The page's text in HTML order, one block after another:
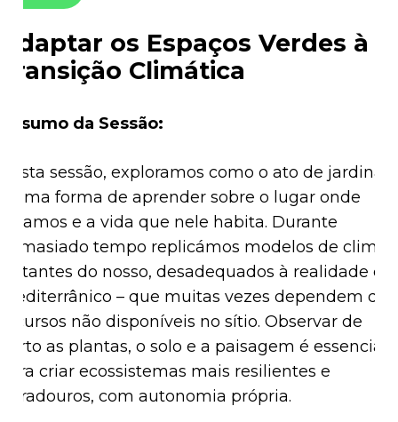
os Espaços Verdes à
Climática
da Sessão:
sessão, exploramos como o ato de jardinar
uma forma de aprender sobre o lugar onde
e a vida que nele habita. Durante
tempo replicámos modelos de climas
do nosso, desadequados à realidade do
– que muitas vezes dependem de
não disponíveis no sítio. Observar de
as plantas, o solo e a paisagem é essencial
criar ecossistemas mais resilientes e
com autonomia própria.